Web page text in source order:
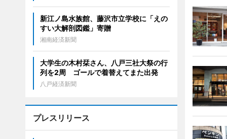
新江ノ島水族館、藤沢市立学校に「えの
すい大解剖図鑑」寄贈
湘南経済新聞
大学生の木村栞さん、八戸三社大祭の行
列を2周 ゴールで着替えてまた出発
八戸経済新聞
プレスリリース